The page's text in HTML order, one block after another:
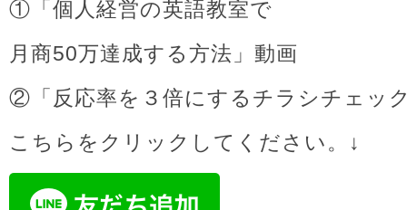
①「個人経営の英語教室で
月商50万達成する方法」動画
②「反応率を３倍にするチラシチェッ
こちらをクリックしてください。↓